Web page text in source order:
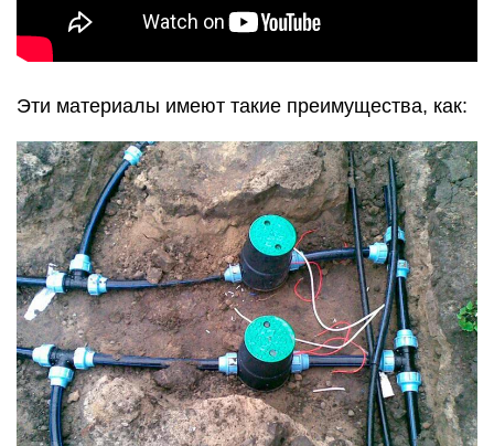
Эти материалы имеют такие преимущества, как: